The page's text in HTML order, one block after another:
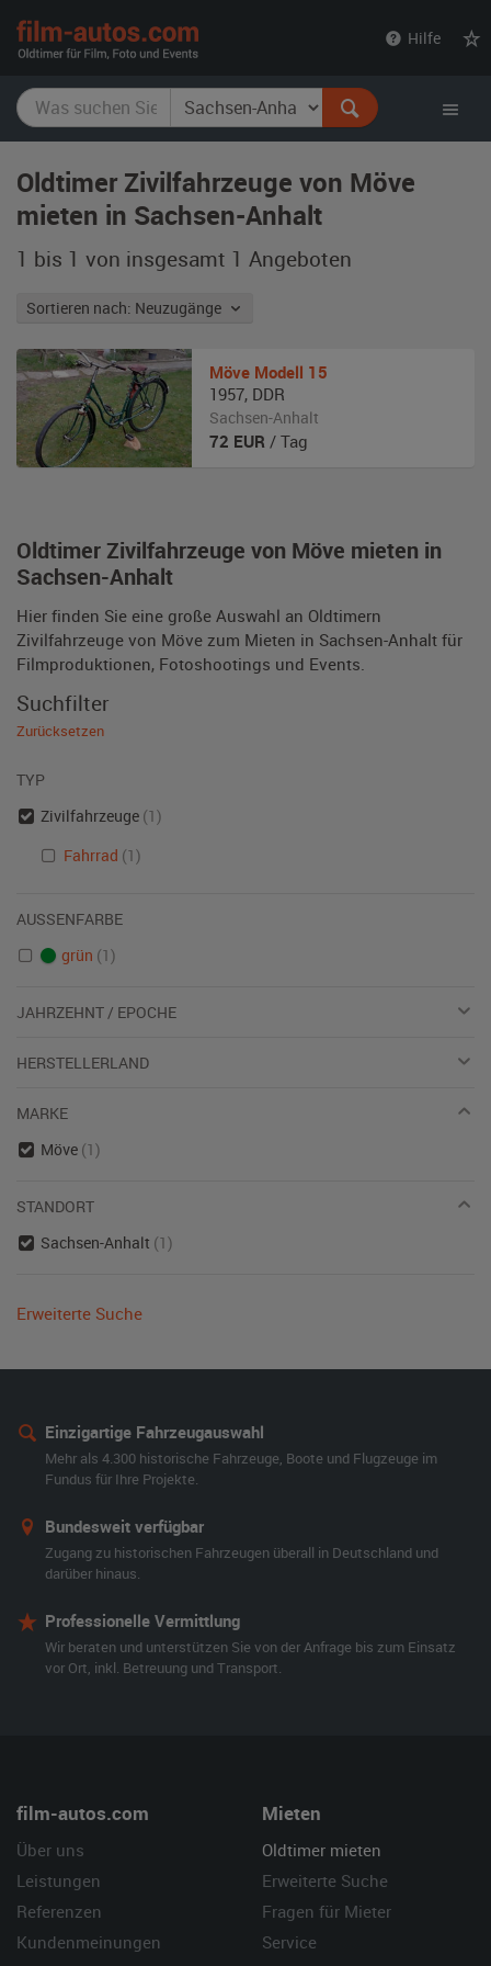
Hilfe
Oldtimer Zivilfahrzeuge von Möve
mieten in Sachsen-Anhalt
1 bis 1 von insgesamt 1 Angeboten
Sortieren nach: Neuzugänge
Oldtimer Zivilfahrzeuge von Möve mieten in
Sachsen-Anhalt
Hier finden Sie eine große Auswahl an Oldtimern
Zivilfahrzeuge von Möve zum Mieten in Sachsen-Anhalt für
Filmproduktionen, Fotoshootings und Events.
Möve Modell 15
1957, DDR
Sachsen-Anhalt
72 EUR / Tag
Suchfilter
Zurücksetzen
TYP
Zivilfahrzeuge (1)
Fahrrad (1)
AUSSENFARBE
grün (1)
JAHRZEHNT / EPOCHE
HERSTELLERLAND
MARKE
Möve (1)
STANDORT
Sachsen-Anhalt (1)
Erweiterte Suche
Einzigartige Fahrzeugauswahl
Mehr als 4.300 historische Fahrzeuge, Boote und Flugzeuge im
Fundus für Ihre Projekte.
Bundesweit verfügbar
Zugang zu historischen Fahrzeugen überall in Deutschland und
darüber hinaus.
Professionelle Vermittlung
Wir beraten und unterstützen Sie von der Anfrage bis zum Einsatz
vor Ort, inkl. Betreuung und Transport.
film-autos.com
Über uns
Leistungen
Referenzen
Kundenmeinungen
Mieten
Oldtimer mieten
Erweiterte Suche
Fragen für Mieter
Service